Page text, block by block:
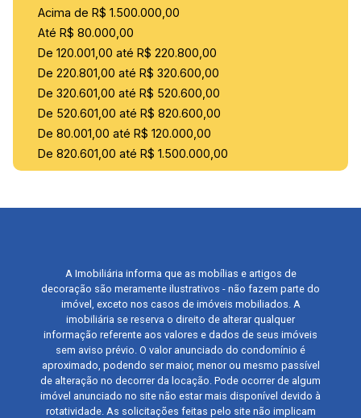
Acima de R$ 1.500.000,00
Até R$ 80.000,00
De 120.001,00 até R$ 220.800,00
De 220.801,00 até R$ 320.600,00
De 320.601,00 até R$ 520.600,00
De 520.601,00 até R$ 820.600,00
De 80.001,00 até R$ 120.000,00
De 820.601,00 até R$ 1.500.000,00
A Imobiliária informa que as mobílias e artigos de
decoração são meramente ilustrativos - não fazem parte do
imóvel, exceto nos casos de imóveis mobiliados. A
imobiliária se reserva o direito de alterar qualquer
informação referente aos valores e dados de seus imóveis
sem aviso prévio. O valor anunciado do condomínio é
aproximado, podendo ser maior, menor ou mesmo passível
de alteração no decorrer da locação. Pode ocorrer de algum
imóvel anunciado no site não estar mais disponível devido à
rotatividade. As solicitações feitas pelo site não implicam